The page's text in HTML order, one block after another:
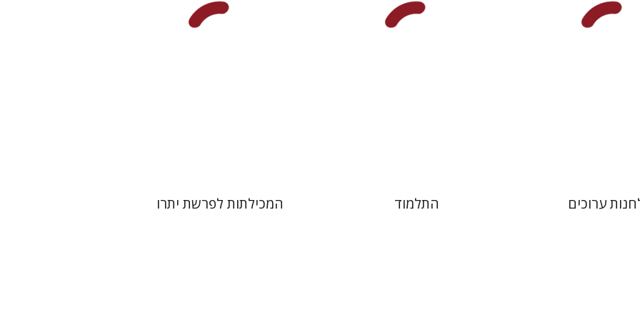
ערוכים התלמוד המכילתות לפרשת יתרו